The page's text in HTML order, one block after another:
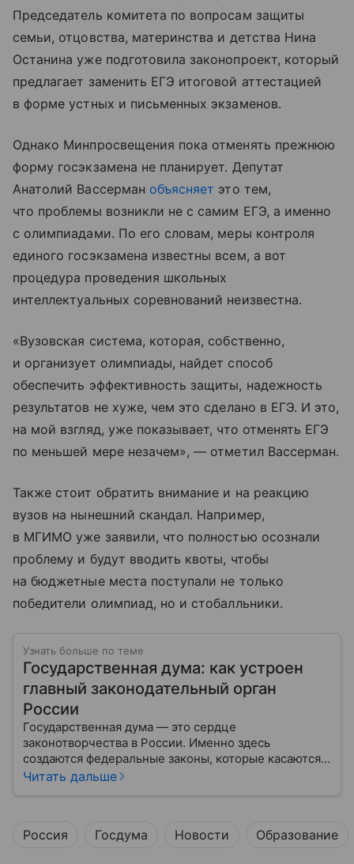
Председатель комитета по вопросам защиты
семьи, отцовства, материнства и детства Нина
Останина уже подготовила законопроект, который
предлагает заменить ЕГЭ итоговой аттестацией
в форме устных и письменных экзаменов.
Однако Минпросвещения пока отменять прежнюю
форму госэкзамена не планирует. Депутат
Анатолий Вассерман объясняет это тем,
что проблемы возникли не с самим ЕГЭ, а именно
с олимпиадами. По его словам, меры контроля
единого госэкзамена известны всем, а вот
процедура проведения школьных
интеллектуальных соревнований неизвестна.
«Вузовская система, которая, собственно,
и организует олимпиады, найдет способ
обеспечить эффективность защиты, надежность
результатов не хуже, чем это сделано в ЕГЭ. И это,
на мой взгляд, уже показывает, что отменять ЕГЭ
по меньшей мере незачем», — отметил Вассерман.
Также стоит обратить внимание и на реакцию
вузов на нынешний скандал. Например,
в МГИМО уже заявили, что полностью осознали
проблему и будут вводить квоты, чтобы
на бюджетные места поступали не только
победители олимпиад, но и стобалльники.
Узнать больше по теме
Государственная дума: как устроен
главный законодательный орган
России
Государственная дума — это сердце
законотворчества в России. Именно здесь
создаются федеральные законы, которые касаются
жизни каждого гражданина: от образования и
Читать дальше
Россия Госдума Новости Образование